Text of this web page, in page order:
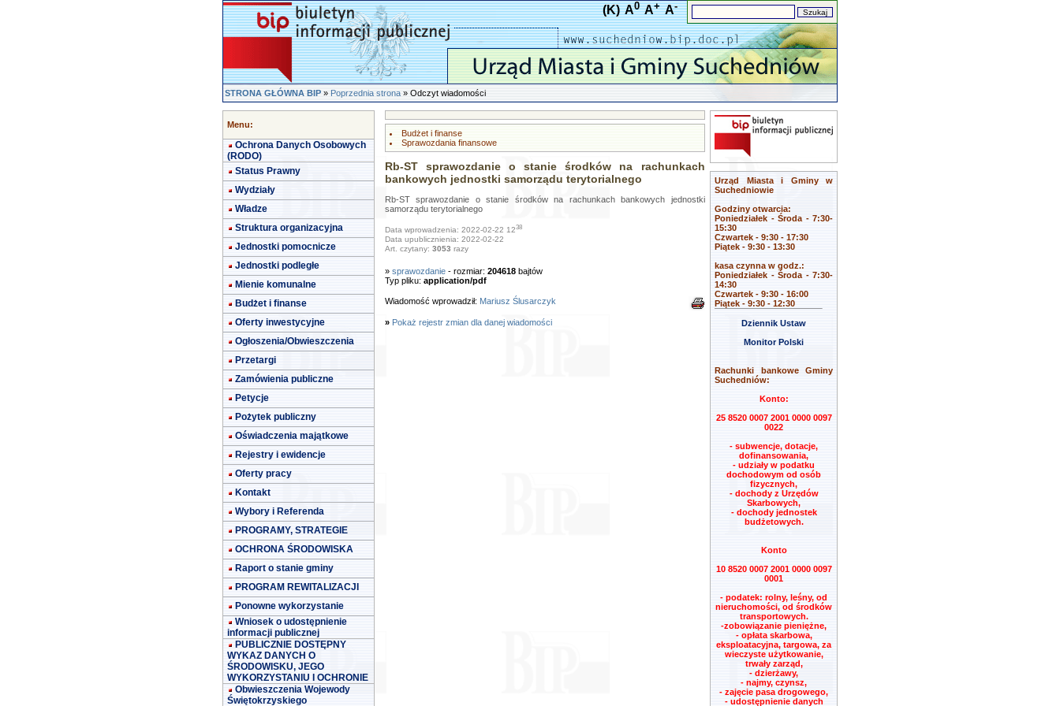
(K) A0 A+ A-
STRONA GŁÓWNA BIP»Poprzednia strona» Odczyt wiadomości
Menu:
Ochrona Danych Osobowych
(RODO)
Status Prawny
Wydziały
Władze
Struktura organizacyjna
Jednostki pomocnicze
Jednostki podległe
Mienie komunalne
Budżet i finanse
Oferty inwestycyjne
Ogłoszenia/Obwieszczenia
Przetargi
Zamówienia publiczne
Petycje
Pożytek publiczny
Oświadczenia majątkowe
Rejestry i ewidencje
Oferty pracy
Kontakt
Wybory i Referenda
PROGRAMY, STRATEGIE
OCHRONA ŚRODOWISKA
Raport o stanie gminy
PROGRAM REWITALIZACJI
Ponowne wykorzystanie
Wniosek o udostępnienie
informacji publicznej
PUBLICZNIE DOSTĘPNY
WYKAZ DANYCH O
ŚRODOWISKU, JEGO
WYKORZYSTANIU I OCHRONIE
Obwieszczenia Wojewody
Świętokrzyskiego
Budżet i finanse
Sprawozdania finansowe
Rb-ST sprawozdanie o stanie środków na rachunkach
bankowych jednostki samorządu terytorialnego
Rb-ST sprawozdanie o stanie środków na rachunkach bankowych jednostki
samorządu terytorialnego
Data wprowadzenia: 2022-02-22 1238
Data upublicznienia: 2022-02-22
Art. czytany: 3053 razy
» sprawozdanie- rozmiar: 204618bajtów
Typ pliku: application/pdf
Wiadomość wprowadził: Mariusz Ślusarczyk
» Pokaż rejestr zmian dla danej wiadomości
Urząd Miasta i Gminy w
Suchedniowie
Godziny otwarcia:
Poniedziałek - Środa - 7:30-
15:30
Czwartek - 9:30 - 17:30
Piątek - 9:30 - 13:30
kasa czynna w godz.:
Poniedziałek - Środa - 7:30-
14:30
Czwartek - 9:30 - 16:00
Piątek - 9:30 - 12:30
Dziennik Ustaw
Monitor Polski
Rachunki bankowe Gminy
Suchedniów:
Konto:
25 8520 0007 2001 0000 0097
0022
- subwencje, dotacje,
dofinansowania,
- udziały w podatku
dochodowym od osób
fizycznych,
- dochody z Urzędów
Skarbowych,
- dochody jednostek
budżetowych.
Konto
10 8520 0007 2001 0000 0097
0001
- podatek: rolny, leśny, od
nieruchomości, od środków
transportowych.
-zobowiązanie pieniężne,
- opłata skarbowa,
eksploatacyjna, targowa, za
wieczyste użytkowanie,
trwały zarząd,
- dzierżawy,
- najmy, czynsz,
- zajęcie pasa drogowego,
- udostępnienie danych